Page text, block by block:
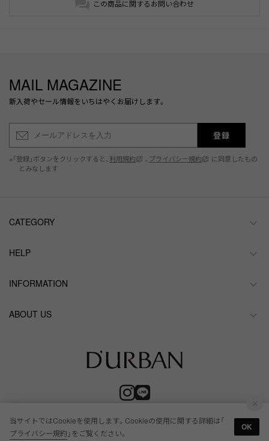
この商品に関するお問い合わせ
MAIL MAGAZINE
新入荷やセール情報をいちはやくお届けします。
登録
※「登録」ボタンをクリックすると、 利用規約 、 プライバシー規約
に同意したもの
とみなします
CATEGORY
HELP
INFORMATION
ABOUT US
© RENOWN Inc. All Rights Reserved.
当サイトではCookieを使用します。Cookieの使用に関する詳細は「
プライバシー規約 」をご覧ください。
OK